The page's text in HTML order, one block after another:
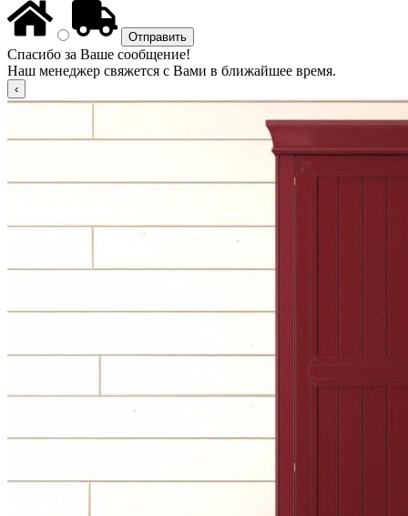
Спасибо за Ваше сообщение!
Наш менеджер свяжется с Вами в ближайшее время.